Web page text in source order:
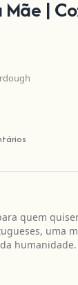
Mãe |
quem
uma